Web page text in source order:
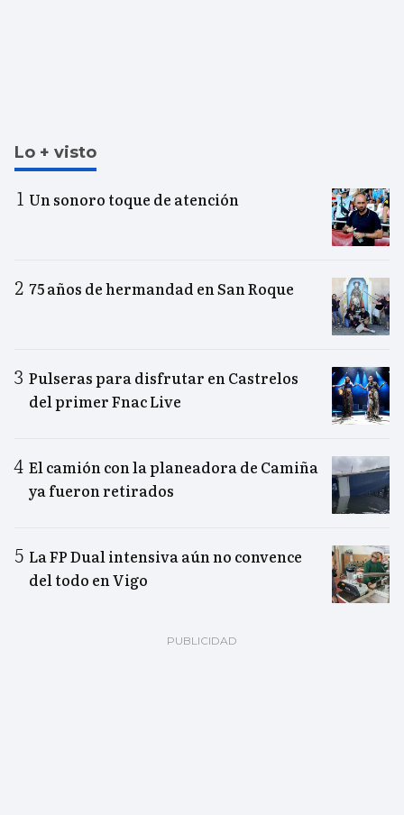
Lo + visto
Un sonoro toque de atención
75 años de hermandad en San Roque
Pulseras para disfrutar en Castrelos
del primer Fnac Live
El camión con la planeadora de Camiña
ya fueron retirados
La FP Dual intensiva aún no convence
del todo en Vigo